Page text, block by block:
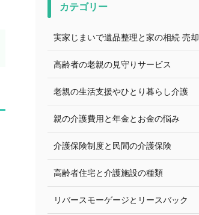
カテゴリー
実家じまいで遺品整理と家の相続 売却
高齢者の老親の見守りサービス
老親の生活支援やひとり暮らし介護
親の介護費用と年金とお金の悩み
介護保険制度と民間の介護保険
高齢者住宅と介護施設の種類
リバースモーゲージとリースバック